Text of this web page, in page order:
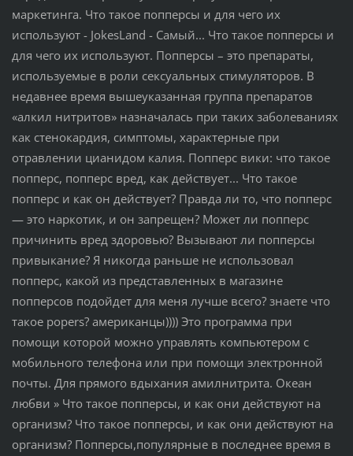
маркетинга. Что такое попперсы и для чего их
используют - JokesLand - Самый... Что такое попперсы и
для чего их используют. Попперсы – это препараты,
используемые в роли сексуальных стимуляторов. В
недавнее время вышеуказанная группа препаратов
«алкил нитритов» назначалась при таких заболеваниях
как стенокардия, симптомы, характерные при
отравлении цианидом калия. Попперс вики: что такое
попперс, попперс вред, как действует... Что такое
попперс и как он действует? Правда ли то, что попперс
— это наркотик, и он запрещен? Может ли попперс
причинить вред здоровью? Вызывают ли попперсы
привыкание? Я никогда раньше не использовал
попперс, какой из представленных в магазине
попперсов подойдет для меня лучше всего? знаете что
такое popers? американцы)))) Это программа при
помощи которой можно управлять компьютером с
мобильного телефона или при помощи электронной
почты. Для прямого вдыхания амилнитрита. Океан
любви » Что такое попперсы, и как они действуют на
организм? Что такое попперсы, и как они действуют на
организм? Попперсы,популярные в последнее время в